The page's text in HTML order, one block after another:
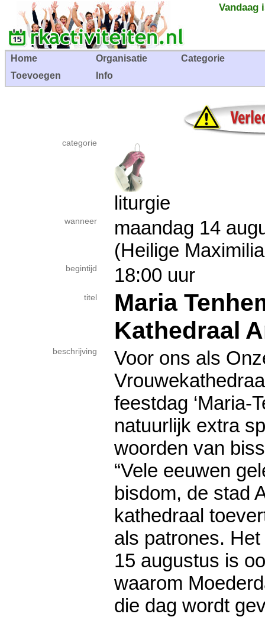
Vandaag
Home Organisatie
Categorie
Toevoegen
Info
categorie
liturgie
wanneer
maandag 14
(Heilige
begintijd 18:00 uur
titel
Maria
Kathedraal
beschrijving
Voor ons als
feestdag ‘Maria-
natuurlijk extra
woorden van
“Vele eeuwen
bisdom, de stad
kathedraal
als patrones.
15 augustus is
waarom
die dag wordt